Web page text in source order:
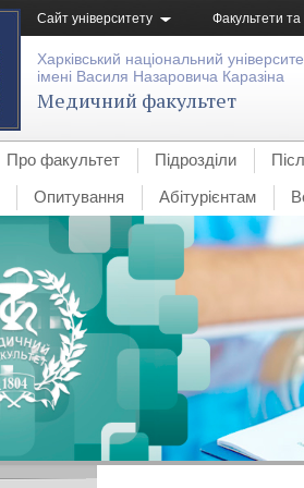
Сайт університету Факультети та
Харківський національний
імені Василя Назаровича Каразіна
Медичний факультет
Про факультет Підрозділи
Опитування Абітурієнтам